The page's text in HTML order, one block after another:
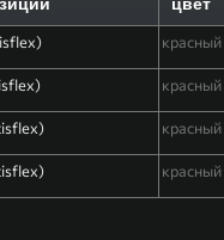
цвет
красный
красный
красный
красный